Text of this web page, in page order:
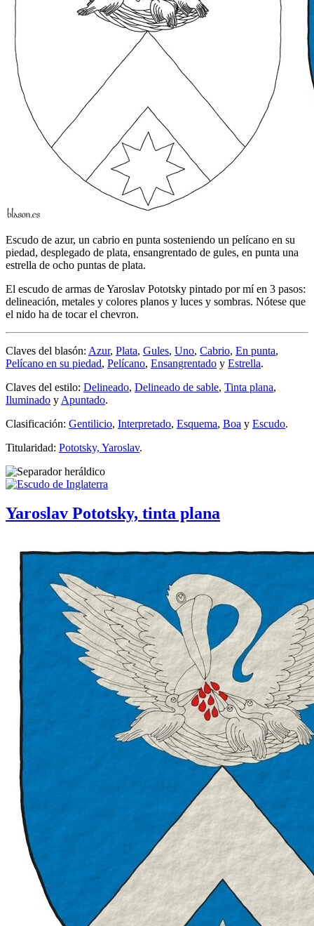
Escudo de azur, un cabrio en punta sosteniendo un pelícano en su
piedad, desplegado de plata, ensangrentado de gules, en punta una
estrella de ocho puntas de plata.
El escudo de armas de Yaroslav Pototsky pintado por mí en 3 pasos:
delineación, metales y colores planos y luces y sombras. Nótese que
el nido ha de tocar el chevron.
Claves del blasón: Azur, Plata, Gules, Uno, Cabrio, En punta,
Pelícano en su piedad, Pelícano, Ensangrentado y Estrella.
Claves del estilo: Delineado, Delineado de sable, Tinta plana,
Iluminado y Apuntado.
Clasificación: Gentilicio, Interpretado, Esquema, Boa y Escudo.
Titularidad: Pototsky, Yaroslav.
Yaroslav Pototsky, tinta plana